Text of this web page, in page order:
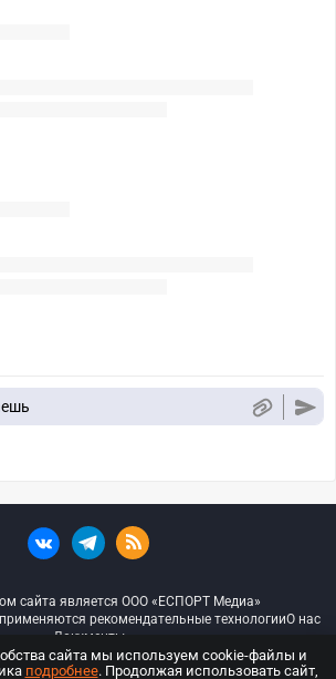
сайта является ООО «ЕСПОРТ Медиа»
рекомендательные технологииО нас
Документы
— Все права защищены
сайта мы используем cookie-файлы и
подробнее. Продолжая использовать сайт,